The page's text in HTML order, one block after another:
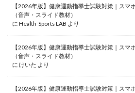
【2026年版】健康運動指導士試験対策｜スマ
（音声・スライド教材）
に Health-Sports LAB より
【2026年版】健康運動指導士試験対策｜スマ
（音声・スライド教材）
に けいた より
【2026年版】健康運動指導士試験対策｜スマ